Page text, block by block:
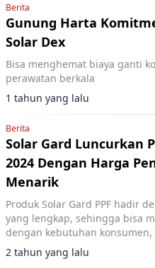
Berita
Gunung Harta
Solar Dex
Bisa menghemat biaya ganti
perawatan berkala
1 tahun yang lalu
Berita
Solar Gard Luncurkan
2024 Dengan Harga
Menarik
Produk Solar Gard PPF hadir
yang lengkap, sehingga bisa
dengan kebutuhan konsumen,
dengan menawarkan opsi PPF
PPF Mate.
2 tahun yang lalu